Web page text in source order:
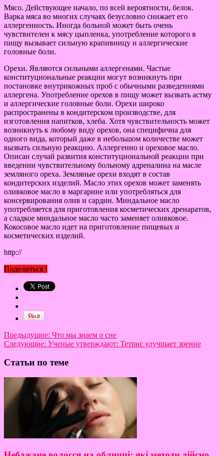
Мясо. Действующее начало, по всей вероятности, белок.
Варка мяса во многих случаях безусловно снижает его
аллергенность. Иногда больной может быть очень
чувствителен к мясу цыпленка, употребление которого в
пищу вызывает сильную крапивницу и аллергические
головные боли.
Орехи. Являются сильными аллергенами. Частые
конституциональные реакции могут возникнуть при
постановке внутрикожных проб с обычными разведениями
аллергена. Употребление орехов в пищу может вызвать астму
и аллергические головные боли. Орехи широко
распространены в кондитерском производстве, для
изготовления напитков, хлеба. Хотя чувствительность может
возникнуть к любому виду орехов, она специфична для
одного вида, который даже в небольшом количестве может
вызвать сильную реакцию. Аллергенно и ореховое масло.
Описан случай развития конституциональной реакции при
введении чувствительному больному адреналина на масле
земляного ореха. Земляные орехи входят в состав
кондитерских изделий. Масло этих орехов может заменять
оливковое масло в маргарине или употребляться для
консервирования олив и сардин. Миндальное масло
употребляется для приготовления косметических дренаратов,
а сладкое миндальное масло часто заменяет оливковое.
Кокосовое масло идет на приготовление пищевых и
косметических изделий.
http://
Поделиться !
Предыдущие: Что мы знаем о сне
Следующие: Ученые утверждают: Тетрис улучшает зрение
Статьи по теме